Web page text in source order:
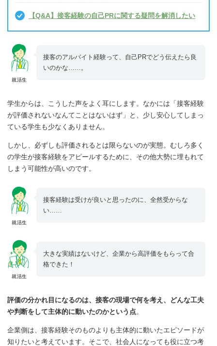
【Q&A】接客経験の自己PRに関する疑問を解消したい
就活生
接客のアルバイト経験って、自己PRでどう伝えたら良
いのかな……。
学生からは、こうした声をよく耳にします。なかには「接客経験
が評価されないなんてことはないはず」と、少し安心してしまっ
ている学生も少なくありません。
しかし、必ずしも評価されるとは限らないのが実態。むしろ多く
の学生が接客経験をアピールするために、その他大勢に埋もれて
しまう可能性が高いのです。
就活生
接客経験は受けが良いと思ったのに、全然受からな
い……
就活生
大きな実績はないけど、企業から高評価をもらって合
格できた！
評価の分かれ目になるのは、接客の現場で何を考え、どんな工夫
や判断をして主体的に動いたのかという点。
企業側は、接客経験そのものよりも主体的に動いたエピソードが
知りたいと考えています。そこで、社会人になっても役に立つ考